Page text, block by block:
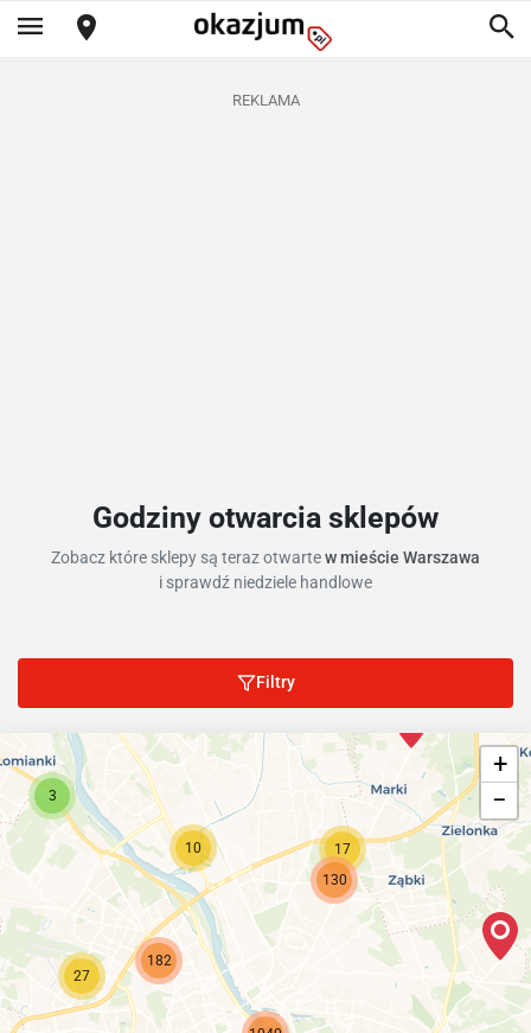
REKLAMA
Godziny otwarcia sklepów
Zobacz które sklepy są teraz otwartew mieście Warszawa
i sprawdź niedziele handlowe
Filtry
182
130
17
27
10
3
+
−